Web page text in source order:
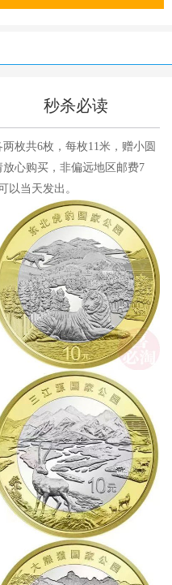
秒杀必读
枚共6枚，每枚11米，赠小圆
心购买，非偏远地区邮费7
以当天发出。